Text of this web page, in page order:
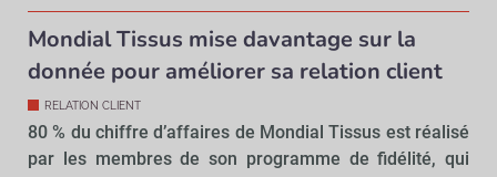
Mondial Tissus mise davantage sur la
donnée pour améliorer sa relation client
RELATION CLIENT
80 % du chiffre d’affaires de Mondial Tissus est réalisé
par les membres de son programme de fidélité, qui